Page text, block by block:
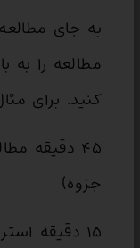
به جای
کنید. برای
۴۵ دقیقه
جزوه)
۱۵ دقیقه استراحت